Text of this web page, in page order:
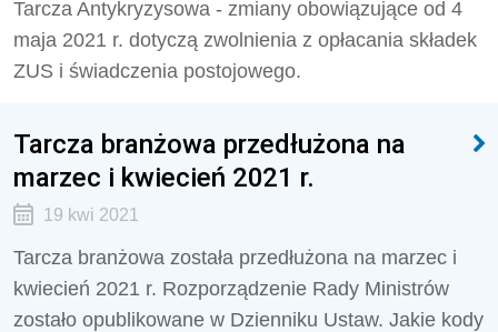
Tarcza Antykryzysowa - zmiany obowiązujące od 4
maja 2021 r. dotyczą zwolnienia z opłacania składek
ZUS i świadczenia postojowego.
Tarcza branżowa przedłużona na
marzec i kwiecień 2021 r.
19 kwi 2021
Tarcza branżowa została przedłużona na marzec i
kwiecień 2021 r. Rozporządzenie Rady Ministrów
zostało opublikowane w Dzienniku Ustaw. Jakie kody